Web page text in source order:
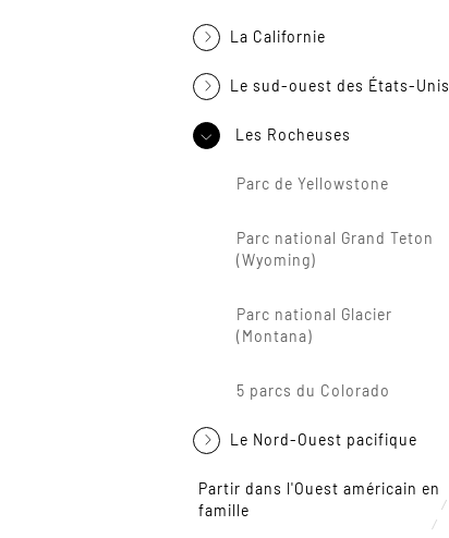
La Californie
Le sud-ouest des États-Unis
Les Rocheuses
Parc de Yellowstone
Parc national Grand Teton
(Wyoming)
Parc national Glacier
(Montana)
5 parcs du Colorado
Le Nord-Ouest pacifique
Partir dans l'Ouest américain en
famille